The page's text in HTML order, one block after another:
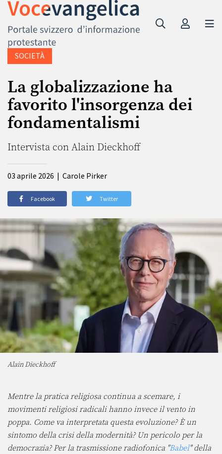
SOCIETÀ
La globalizzazione ha
favorito l'insorgenza dei
fondamentalismi
Intervista con Alain Dieckhoff
03 aprile 2026 | Carole Pirker
Facebook Twitter
Alain Dieckhoff
Mentre la pratica religiosa continua a scemare, i
movimenti religiosi radicali hanno invece il vento in
poppa. Come va interpretata questa evoluzione? È un
sintomo della crisi della modernità? Un pericolo per la
democrazia? Per la trasmissione radiofonica "Babel" della